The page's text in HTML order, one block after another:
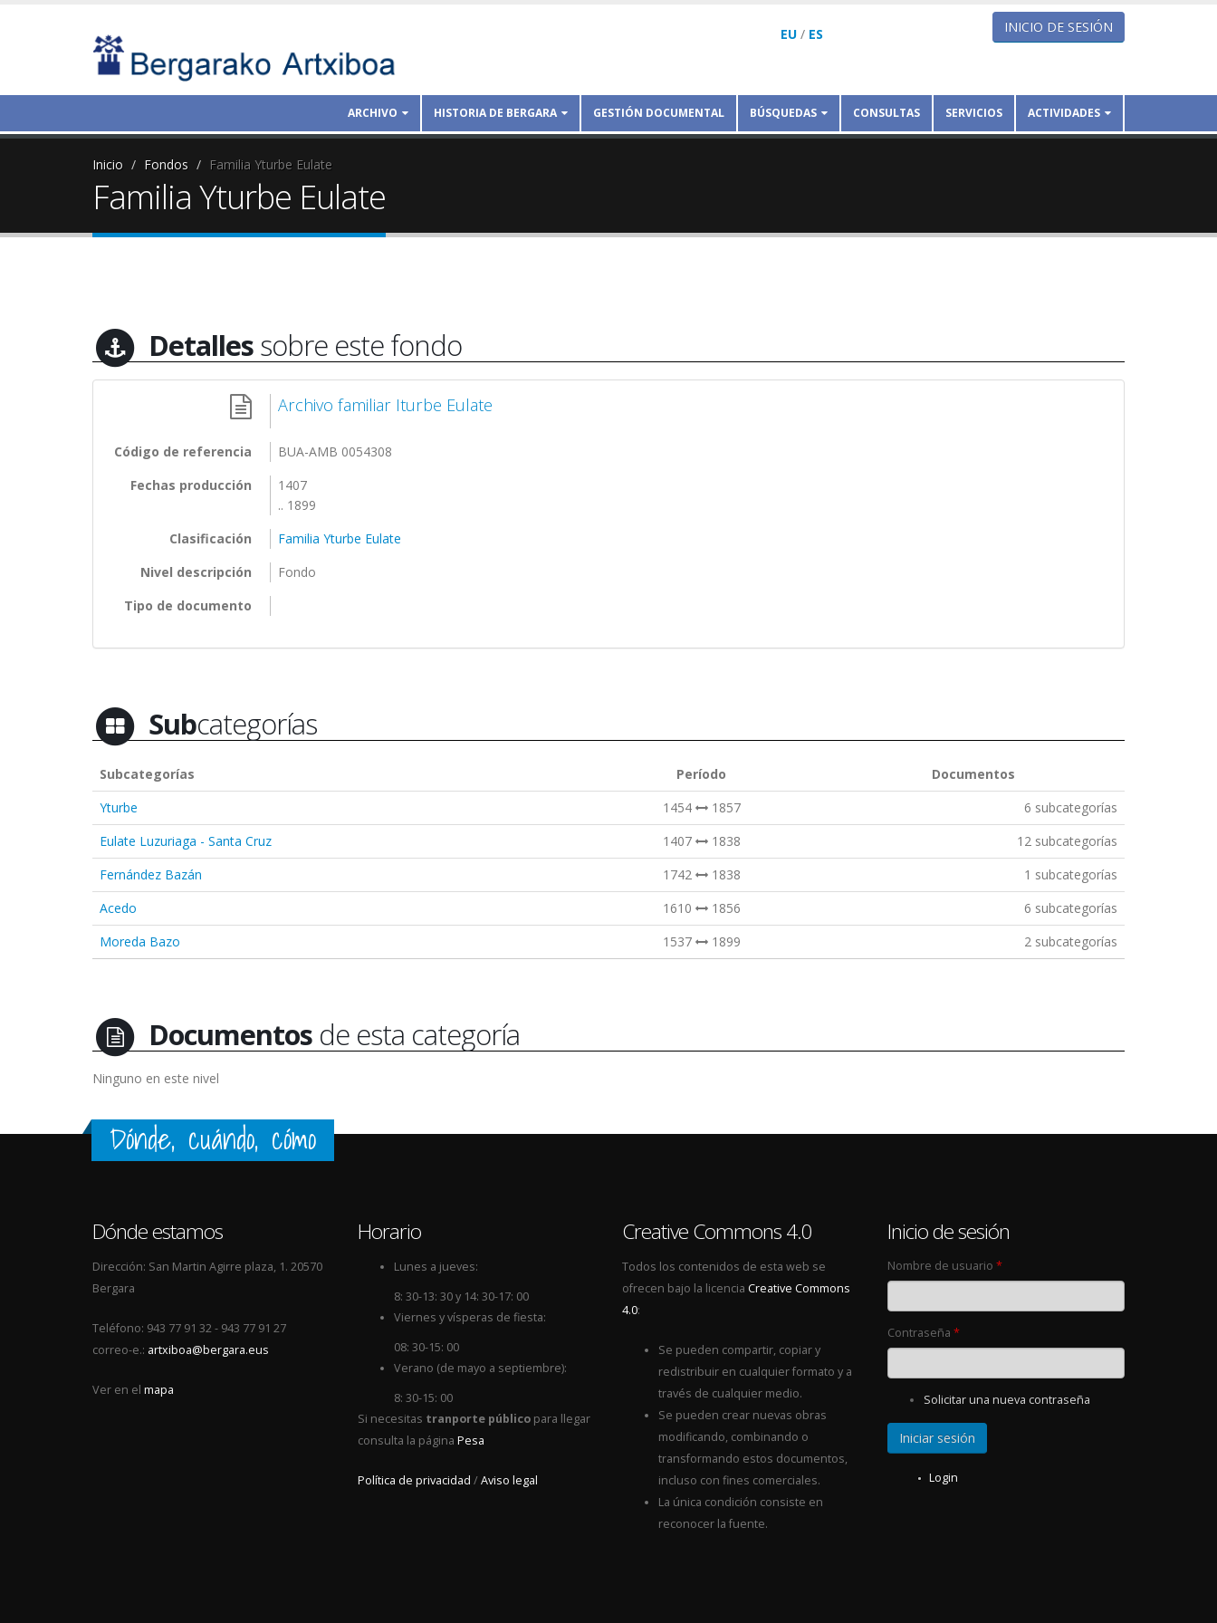
EU / ES INICIO DE SESIÓN
ARCHIVO HISTORIA DE BERGARA GESTIÓN DOCUMENTAL BÚSQUEDAS CONSULTAS SERVICIOS ACTIVIDADES
Inicio Fondos Familia Yturbe Eulate
Familia Yturbe Eulate
Detallessobre este fondo
Archivo familiar Iturbe Eulate
Código de referencia
BUA-AMB 0054308
Fechas producción
1407
.. 1899
Clasificación
Familia Yturbe Eulate
Nivel descripción
Fondo
Tipo de documento
Subcategorías
Subcategorías Período
Documentos
Yturbe
1454 1857
6 subcategorías
Eulate Luzuriaga - Santa Cruz
1407 1838
12 subcategorías
Fernández Bazán
1742 1838
1 subcategorías
Acedo
1610 1856
6 subcategorías
Moreda Bazo
1537 1899 2 subcategorías
Documentosde esta categoría
Ninguno en este nivel
Dónde, cuándo, cómo
Dónde estamos
Dirección: San Martin Agirre plaza, 1. 20570
Bergara
Teléfono: 943 77 91 32 - 943 77 91 27
correo-e.: artxiboa@bergara.eus
Ver en el mapa
Horario
Lunes a jueves:
8: 30-13: 30 y 14: 30-17: 00
Viernes y vísperas de fiesta:
08: 30-15: 00
Verano (de mayo a septiembre):
8: 30-15: 00
Si necesitas tranporte públicopara llegar
consulta la página Pesa
Política de privacidad /Aviso legal
Creative Commons 4.0
Todos los contenidos de esta web se
ofrecen bajo la licencia Creative Commons
4.0:
Se pueden compartir, copiar y
redistribuir en cualquier formato y a
través de cualquier medio.
Se pueden crear nuevas obras
modificando, combinando o
transformando estos documentos,
incluso con fines comerciales.
La única condición consiste en
reconocer la fuente.
Inicio de sesión
Nombre de usuario *
Contraseña *
Solicitar una nueva contraseña
Login